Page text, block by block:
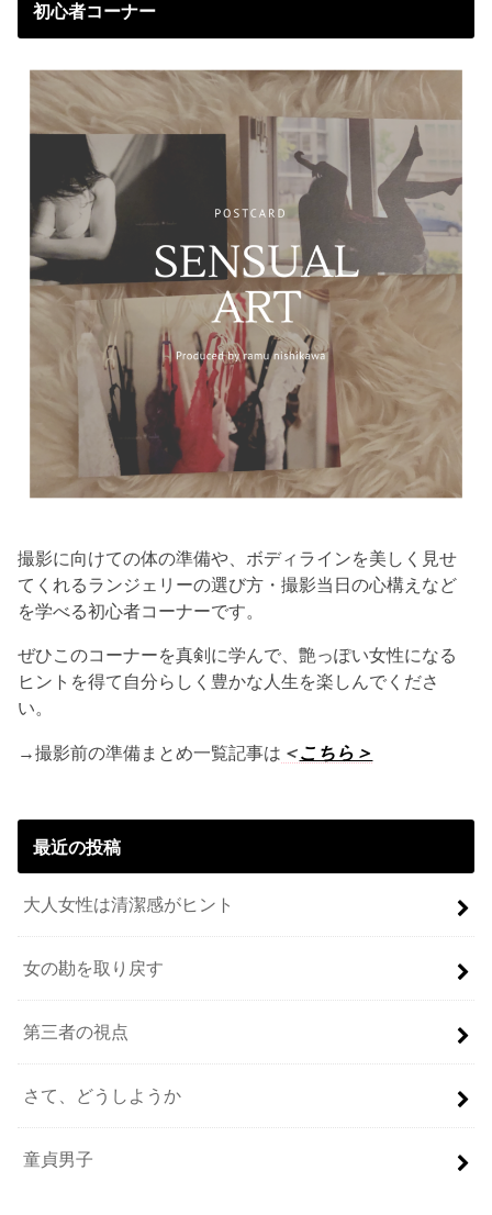
初心者コーナー
撮影に向けての体の準備や、ボディラインを美しく見せ
てくれるランジェリーの選び方・撮影当日の心構えなど
を学べる初心者コーナーです。
ぜひこのコーナーを真剣に学んで、艶っぽい女性になる
ヒントを得て自分らしく豊かな人生を楽しんでくださ
い。
→撮影前の準備まとめ一覧記事は ＜こちら＞
最近の投稿
大人女性は清潔感がヒント
女の勘を取り戻す
第三者の視点
さて、どうしようか
童貞男子